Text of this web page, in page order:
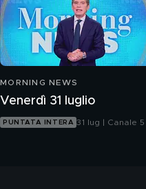
MORNING NEWS
Venerdì 31 luglio
PUNTATA INTERA 31 lug | Canale 5